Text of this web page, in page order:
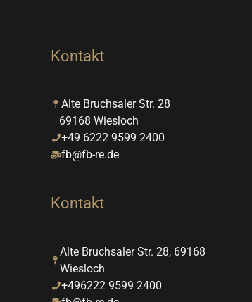
Kontakt
Alte Bruchsaler Str. 28
69168 Wiesloch
+49 6222 9599 2400
fb@fb-re.de
Kontakt
Alte Bruchsaler Str. 28, 69168
Wiesloch
+496222 9599 2400